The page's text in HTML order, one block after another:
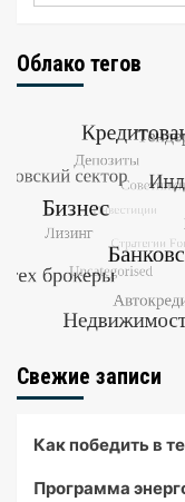
Облако тегов
Свежие записи
Как победить в
Программа